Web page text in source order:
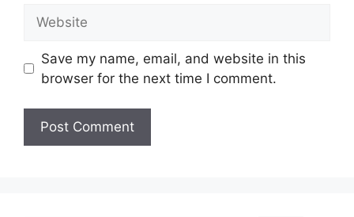
Save my name, email, and website in this
browser for the next time I comment.